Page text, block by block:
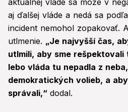
aktuálnej vláde sa môže v
aj ďalšej vláde a nedá sa
incident nemohol zopakovať.
utlmenie. „Je najvyšší čas,
utlmili, aby sme
lebo vláda tu nepadla z
demokratických volieb, a
správali,“ dodal.